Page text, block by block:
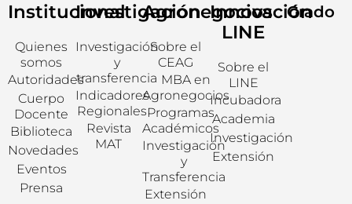
Institucional
Quienes
somos
Autoridades
Cuerpo
Docente
Biblioteca
Novedades
Eventos
Prensa
Investigación
Investigación
y
transferencia
Indicadores
Regionales
Revista
MAT
Agronegocios
Sobre el
CEAG
MBA en
Agronegocios
Programas
Académicos
Investigación
y
Transferencia
Extensión
Innovación
LINE
Sobre el
LINE
Incubadora
Academia
Investigación
Extensión
Grado